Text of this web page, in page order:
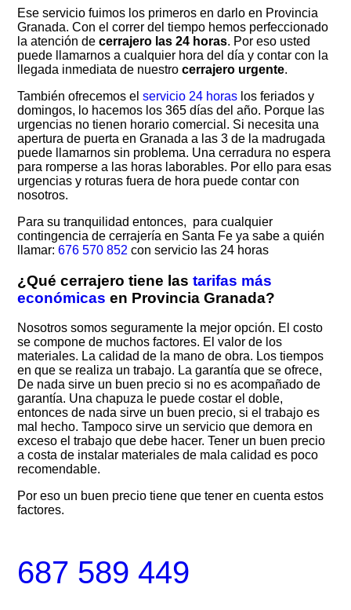
Ese servicio fuimos los primeros en darlo en Provincia
Granada. Con el correr del tiempo hemos perfeccionado
la atención decerrajero las 24 horas. Por eso usted
puede llamarnos a cualquier hora del día y contar con la
llegada inmediata de nuestrocerrajero urgente.
También ofrecemos elservicio 24 horas los feriados y
domingos, lo hacemos los 365 días del año. Porque las
urgencias no tienen horario comercial. Si necesita una
apertura de puerta en Granada a las 3 de la madrugada
puede llamarnos sin problema. Una cerradura no espera
para romperse a las horas laborables. Por ello para esas
urgencias y roturas fuera de hora puede contar con
nosotros.
Para su tranquilidad entonces, para cualquier
contingencia de cerrajería en Santa Fe ya sabe a quién
llamar:676 570 852 con servicio las 24 horas
¿Qué cerrajero tiene lastarifas más
económicas en Provincia Granada?
Nosotros somos seguramente la mejor opción. El costo
se compone de muchos factores. El valor de los
materiales. La calidad de la mano de obra. Los tiempos
en que se realiza un trabajo. La garantía que se ofrece,
De nada sirve un buen precio si no es acompañado de
garantía. Una chapuza le puede costar el doble,
entonces de nada sirve un buen precio, si el trabajo es
mal hecho. Tampoco sirve un servicio que demora en
exceso el trabajo que debe hacer. Tener un buen precio
a costa de instalar materiales de mala calidad es poco
recomendable.
Por eso un buen precio tiene que tener en cuenta estos
factores.
687 589 449